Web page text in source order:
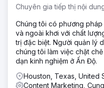
Chuyên gia tiếp thị nội
Chúng tôi có phương
và ngoài khơi với chất
trị đặc biệt. Người quản lý
chúng tôi làm việc chặt
dạn kinh nghiệm ở Ấn Độ.
Houston, Texas, United
Content Marketing,